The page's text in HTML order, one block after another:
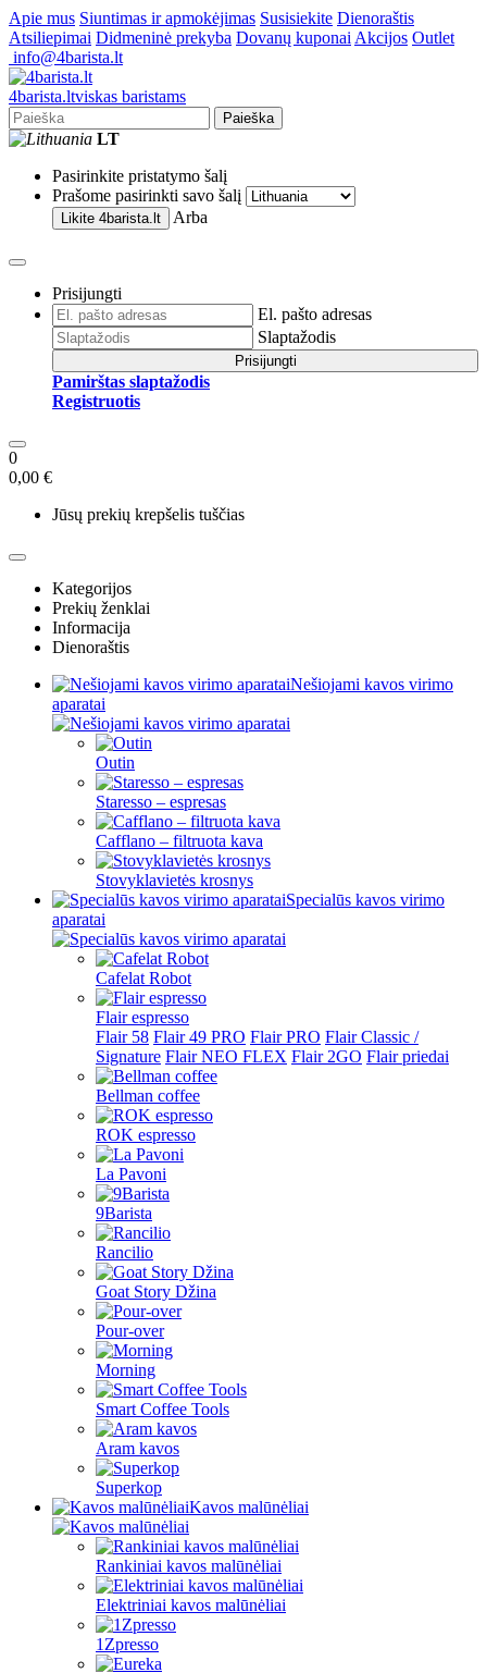
Apie mus Siuntimas ir apmokėjimas Susisiekite Dienoraštis
Atsiliepimai Didmeninė prekyba Dovanų kuponai Akcijos Outlet
info@4barista.lt
4barista.ltviskas baristams
Paieška
LT
Pasirinkite pristatymo šalį
Prašome pasirinkti savo šalį
Likite 4barista.lt Arba
Prisijungti
El. pašto adresas
Slaptažodis
Prisijungti
Pamirštas slaptažodis
Registruotis
0
0,00 €
Jūsų prekių krepšelis tuščias
Kategorijos
Prekių ženklai
Informacija
Dienoraštis
Nešiojami kavos virimo
aparatai
Outin
Staresso – espresas
Cafflano – filtruota kava
Stovyklavietės krosnys
Specialūs kavos virimo
aparatai
Cafelat Robot
Flair espresso
Flair 58 Flair 49 PRO Flair PRO Flair Classic /
Signature Flair NEO FLEX Flair 2GO Flair priedai
Bellman coffee
ROK espresso
La Pavoni
9Barista
Rancilio
Goat Story Džina
Pour-over
Morning
Smart Coffee Tools
Aram kavos
Superkop
Kavos malūnėliai
Rankiniai kavos malūnėliai
Elektriniai kavos malūnėliai
1Zpresso